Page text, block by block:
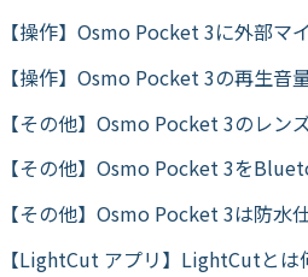
【操作】Osmo Pocket 3に外部マ
【操作】Osmo Pocket 3の再生音
【その他】Osmo Pocket 3のレン
【その他】Osmo Pocket 3を
【その他】Osmo Pocket 3は防水
【LightCut アプリ】LightCutとは